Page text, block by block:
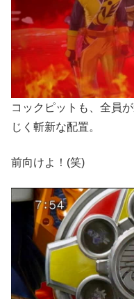
コックピットも、全員
じく斬新な配置。
前向けよ！(笑)